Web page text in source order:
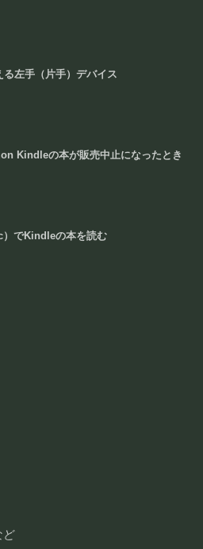
る左手（片手）デバイス
Kindleの本が販売中止になったとき
）でKindleの本を読む
ど